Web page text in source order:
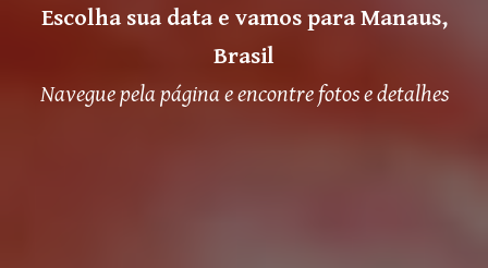
Escolha sua data e vamos para Manaus,
Brasil
Navegue pela página eencontre fotos edetalhes